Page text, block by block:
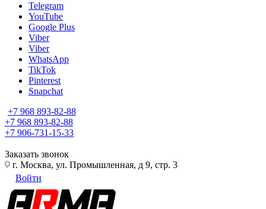
Telegram
YouTube
Google Plus
Viber
Viber
WhatsApp
TikTok
Pinterest
Snapchat
+7 968 893-82-88
+7 968 893-82-88
+7 906-731-15-33
Заказать звонок
г. Москва, ул. Промышленная, д 9, стр. 3
Войти